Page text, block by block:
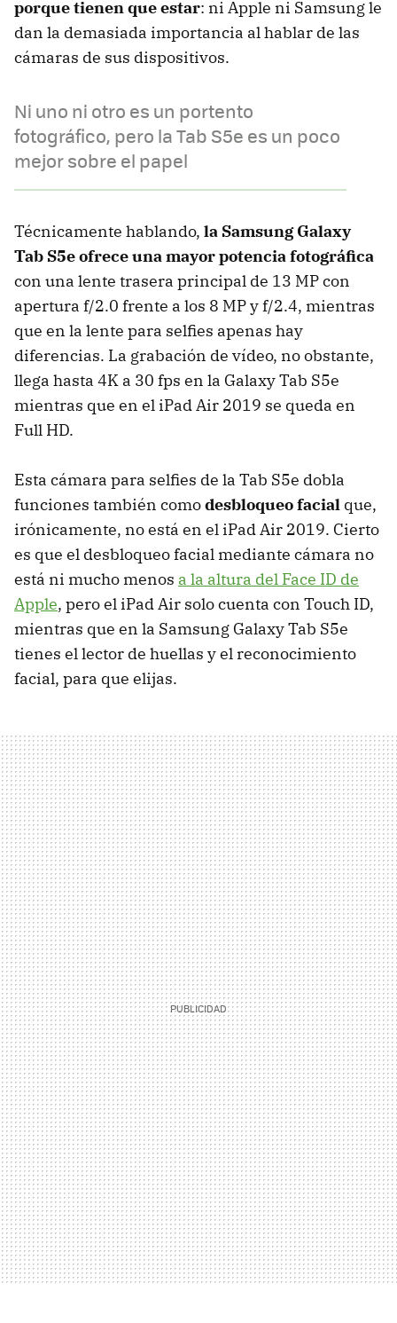
porque tienen que estar: ni Apple ni Samsung le
dan la demasiada importancia al hablar de las
cámaras de sus dispositivos.
Ni uno ni otro es un portento
fotográfico, pero la Tab S5e es un poco
mejor sobre el papel
Técnicamente hablando, la Samsung Galaxy
Tab S5e ofrece una mayor potencia fotográfica
con una lente trasera principal de 13 MP con
apertura f/2.0 frente a los 8 MP y f/2.4, mientras
que en la lente para selfies apenas hay
diferencias. La grabación de vídeo, no obstante,
llega hasta 4K a 30 fps en la Galaxy Tab S5e
mientras que en el iPad Air 2019 se queda en
Full HD.
Esta cámara para selfies de la Tab S5e dobla
funciones también comodesbloqueo facial que,
irónicamente, no está en el iPad Air 2019. Cierto
es que el desbloqueo facial mediante cámara no
está ni mucho menos a la altura del Face ID de
Apple, pero el iPad Air solo cuenta con Touch ID,
mientras que en la Samsung Galaxy Tab S5e
tienes el lector de huellas y el reconocimiento
facial, para que elijas.